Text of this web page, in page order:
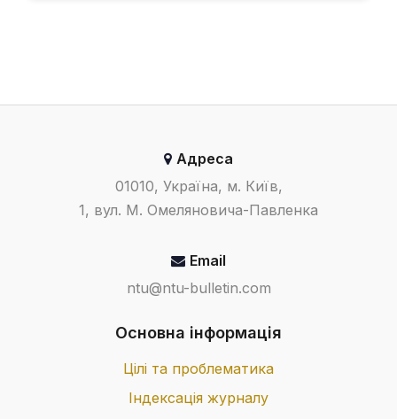
Адреса
01010, Україна, м. Київ,
1, вул. М. Омеляновича-Павленка
Email
ntu@ntu-bulletin.com
Основна інформація
Цілі та проблематика
Індексація журналу